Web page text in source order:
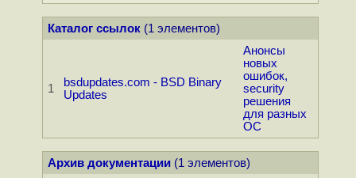
Каталог ссылок(1 элементов)
1
bsdupdates.com - BSD Binary
Updates
Анонсы
новых
ошибок,
security
решения
для разных
ОС
Архив документации(1 элементов)